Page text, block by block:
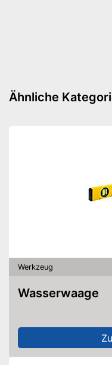
Ähnliche
Werkzeug
Wasserwaage